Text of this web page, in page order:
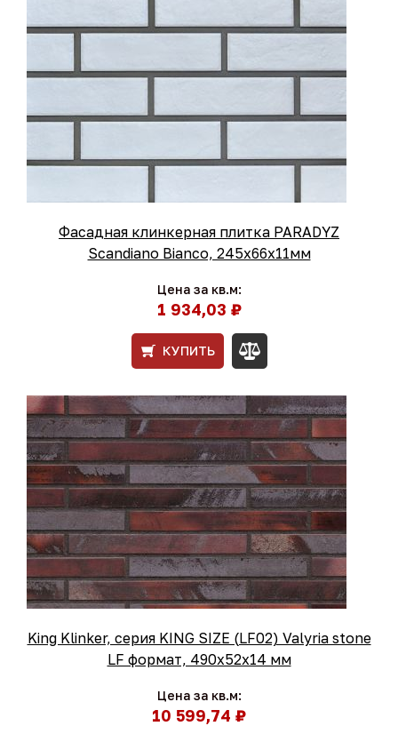
Фасадная клинкерная плитка PARADYZ
Scandiano Bianco, 245x66x11мм
Цена за кв.м:
1 934,03 ₽
КУПИТЬ
King Klinker, серия KING SIZE (LF02) Valyria stone
LF формат, 490х52х14 мм
Цена за кв.м:
10 599,74 ₽